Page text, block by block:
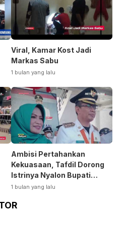
Viral, Kamar Kost Jadi
Markas Sabu
1 bulan yang lalu
Ambisi Pertahankan
Kekuasaan, Tafdil Dorong
Istrinya Nyalon Bupati
Bombana
1 bulan yang lalu